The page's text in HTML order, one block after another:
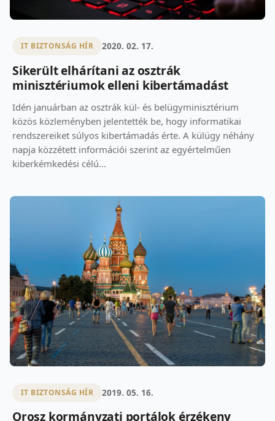
IT BIZTONSÁG HÍR 2020. 02. 17.
Sikerült elhárítani az osztrák
minisztériumok elleni kibertámadást
Idén januárban az osztrák kül- és belügyminisztérium
közös közleményben jelentették be, hogy informatikai
rendszereiket súlyos kibertámadás érte. A külügy néhány
napja közzétett információi szerint az egyértelműen
kiberkémkedési célú...
IT BIZTONSÁG HÍR 2019. 05. 16.
Orosz kormányzati portálok érzékeny